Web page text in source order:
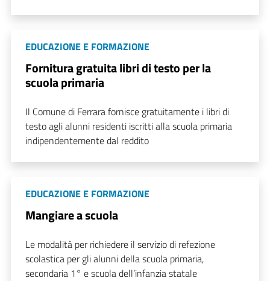
EDUCAZIONE E FORMAZIONE
Fornitura gratuita libri di testo per la
scuola primaria
Il Comune di Ferrara fornisce gratuitamente i libri di
testo agli alunni residenti iscritti alla scuola primaria
indipendentemente dal reddito
EDUCAZIONE E FORMAZIONE
Mangiare a scuola
Le modalità per richiedere il servizio di refezione
scolastica per gli alunni della scuola primaria,
secondaria 1° e scuola dell’infanzia statale